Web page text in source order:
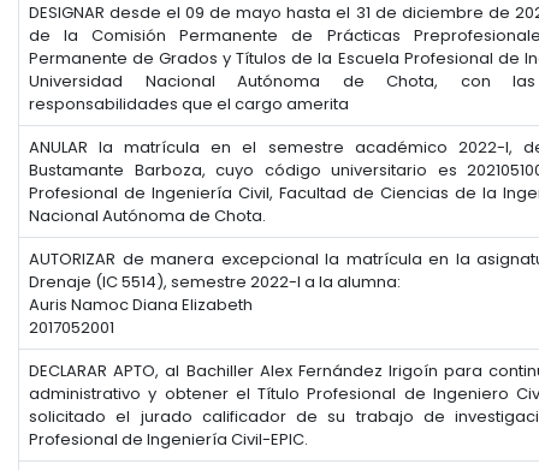
DESIGNAR desde el 09 de mayo hasta el 31 de diciembre de
de la Comisión Permanente de Prácticas
Permanente de Grados y Títulos de la Escuela Profesional de
Universidad Nacional Autónoma de Chota, con
responsabilidades que el cargo amerita
ANULAR la matrícula en el semestre académico 2022-I,
Bustamante Barboza, cuyo código universitario es
Profesional de Ingeniería Civil, Facultad de Ciencias de la
Nacional Autónoma de Chota.
AUTORIZAR de manera excepcional la matrícula en la
Drenaje (IC 5514), semestre 2022-I a la alumna:
Auris Namoc Diana Elizabeth
2017052001
DECLARAR APTO, al Bachiller Alex Fernández Irigoín para
administrativo y obtener el Título Profesional de Ingeniero
solicitado el jurado calificador de su trabajo de
Profesional de Ingeniería Civil-EPIC.